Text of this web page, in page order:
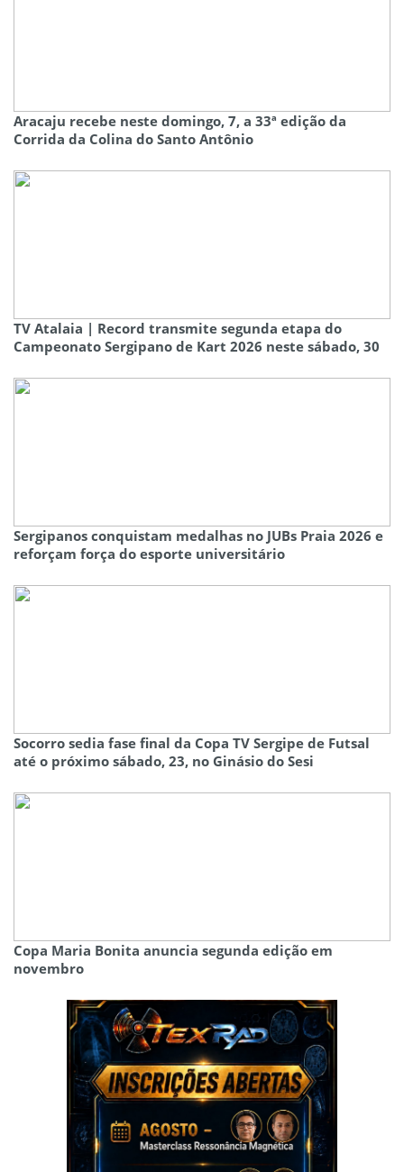
Aracaju recebe neste domingo, 7, a 33ª edição da
Corrida da Colina do Santo Antônio
TV Atalaia | Record transmite segunda etapa do
Campeonato Sergipano de Kart 2026 neste sábado, 30
Sergipanos conquistam medalhas no JUBs Praia 2026 e
reforçam força do esporte universitário
Socorro sedia fase final da Copa TV Sergipe de Futsal
até o próximo sábado, 23, no Ginásio do Sesi
Copa Maria Bonita anuncia segunda edição em
novembro